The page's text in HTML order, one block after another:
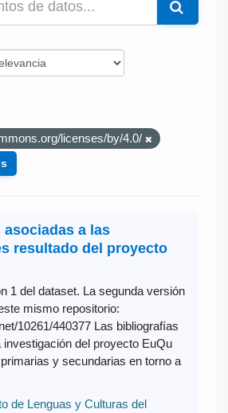
licenses/by/4.0/
a las
resultado del proyecto
1 del dataset. La segunda versión
mismo repositorio:
10261/440377 Las bibliografías
investigación del proyecto EuQu
y secundarias en torno a
de Lenguas y Culturas del